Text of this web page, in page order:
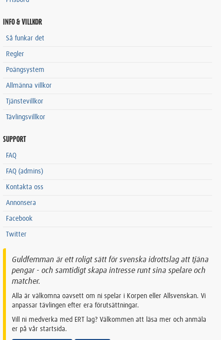
INFO & VILLKOR
Så funkar det
Regler
Poängsystem
Allmänna villkor
Tjänstevillkor
Tävlingsvillkor
SUPPORT
FAQ
FAQ (admins)
Kontakta oss
Annonsera
Facebook
Twitter
Guldfemman är ett roligt sätt för svenska idrottslag att tjäna
pengar - och samtidigt skapa intresse runt sina spelare och
matcher.
Alla är välkomna oavsett om ni spelar i Korpen eller Allsvenskan. Vi
anpassar tävlingen efter era förutsättningar.
Vill ni medverka med ERT lag? Välkommen att läsa mer och anmäla
er på vår startsida.